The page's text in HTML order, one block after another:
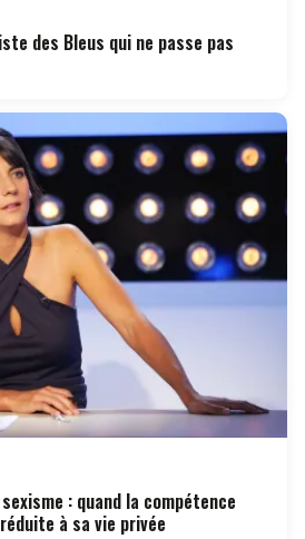
des Bleus qui ne passe pas
: quand la compétence
à sa vie privée